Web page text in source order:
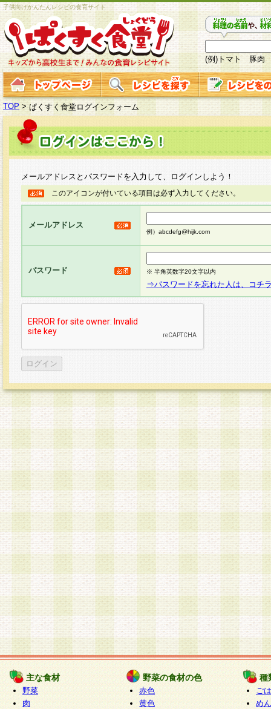
子供向けかんたんレシピの食育サイト
(例)トマト 豚肉
TOP > ぱくすく食堂ログインフォーム
メールアドレスとパスワードを入力して、ログインしよう！
このアイコンが付いている項目は必ず入力してください。
メールアドレス
例）abcdefg@hijk.com
パスワード ※ 半角英数字20文字以内
⇒パスワードを忘れた人は、コチ
主な食材
野菜
肉
野菜の食材の色
赤色
黄色
種
ご
めん